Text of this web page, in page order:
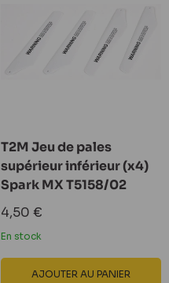
T2M Jeu de pales
supérieur inférieur (x4)
Spark MX T5158/02
Prix
réduit
4,50 €
En stock
AJOUTER AU PANIER